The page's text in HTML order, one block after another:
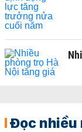
Đọc nhiều